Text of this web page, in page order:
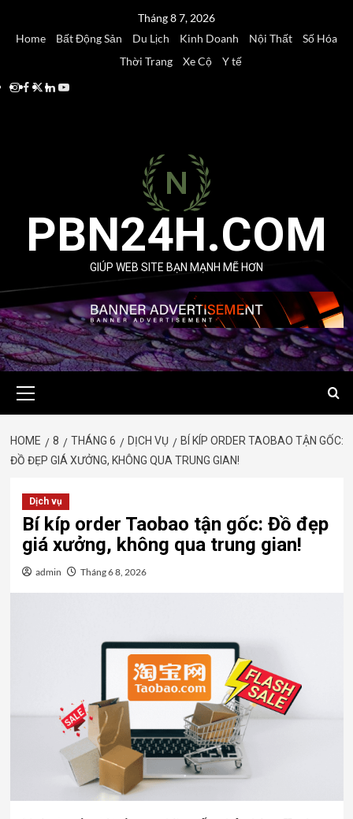
Tháng 8 7, 2026
Home
Bất Động Sản Du Lịch Kinh Doanh Nội Thất
Số Hóa
Thời Trang
Xe Cộ
Y tế
Instagram
Facebook
Twitter
Linkedin
Youtube
PBN24H.COM
GIÚP WEB SITE BẠN MẠNH MẼ HƠN
Menu
HOME 8 THÁNG 6 DỊCH VỤ
BÍ KÍP ORDER TAOBAO TẬN GỐC:
ĐỒ ĐẸP GIÁ XƯỞNG, KHÔNG QUA TRUNG GIAN!
Dịch vụ
Bí kíp order Taobao tận gốc: Đồ đẹp
giá xưởng, không qua trung gian!
admin Tháng 6 8, 2026